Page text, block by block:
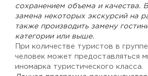
сохранением объема и качества.
замена некоторых экскурсий на
также производить замену
категории или выше.
При количестве туристов в
человек может предоставляться
иномарка туристического класса.